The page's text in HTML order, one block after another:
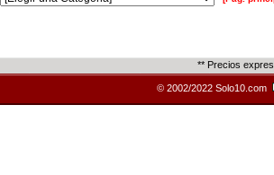
** Precios
© 2002/2022 Solo10.com